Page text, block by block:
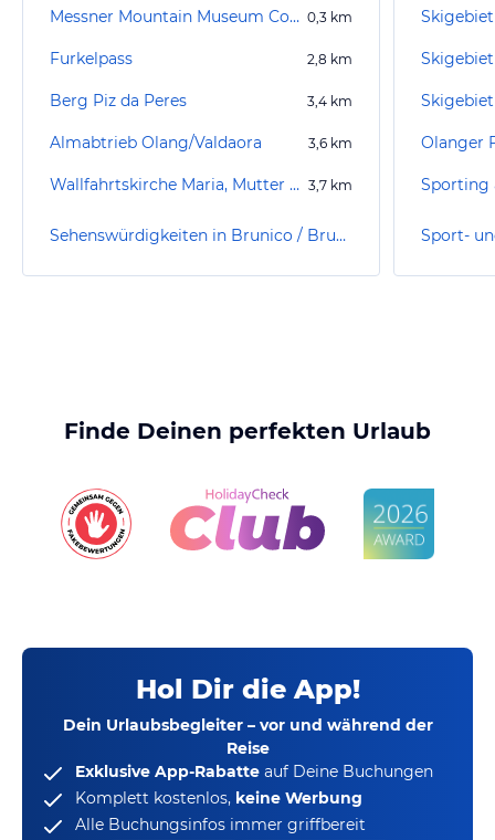
Messner Mountain Museum Corones 0,3 km
Furkelpass 2,8 km
Berg Piz da Peres 3,4 km
Almabtrieb Olang/Valdaora 3,6 km
Wallfahrtskirche Maria, Mutter vom Guten Rat 3,7 km
Sehenswürdigkeiten in Brunico / Bruneck
Olanger
Sporting
Finde Deinen perfekten Urlaub
Hol Dir die App!
Dein Urlaubsbegleiter – vor und während der
Reise
Exklusive App-Rabatte auf Deine Buchungen
Komplett kostenlos, keine Werbung
Alle Buchungsinfos immer griffbereit